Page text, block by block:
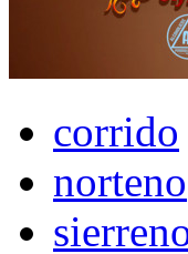
corrido
norteno